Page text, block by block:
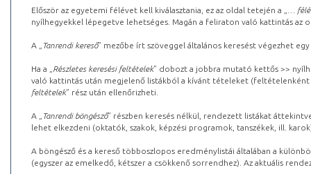
Először az egyetemi félévet kell kiválasztania, ez az oldal tetején a „
…
nyílhegyekkel lépegetve lehetséges. Magán a feliraton való kattintás az
A „ Tanrendi kereső” mezőbe írt szöveggel általános keresést végezhet
Ha a „ Részletes keresési feltételek” dobozt a jobbra mutató kettős >>
való kattintás után megjelenő listákból a kívánt tételeket (feltételenként
feltételek” rész után ellenőrizheti.
A „ Tanrendi böngésző” részben keresés nélkül, rendezett listákat
lehet elkezdeni (oktatók, szakok, képzési programok, tanszékek, ill.
A böngésző és a kereső többoszlopos eredménylistái általában a
(egyszer az emelkedő, kétszer a csökkenő sorrendhez). Az aktuális